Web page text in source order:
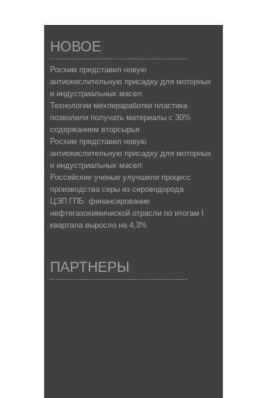
НОВОЕ
Росхим представил новую
антиокислительную присадку для моторных
и индустриальных масел
Технологии мехпераработки пластика
позволили получать материалы с 30%
содержанием вторсырья
Росхим представил новую
антиокислительную присадку для моторных
и индустриальных масел
Российские ученые улучшили процесс
производства серы из сероводорода
ЦЭП ГПБ: финансирование
нефтегазохимической отрасли по итогам I
квартала выросло на 4,3%
ПАРТНЕРЫ